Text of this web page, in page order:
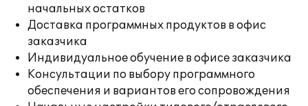
начальных остатков
Доставка программных продуктов в офис
заказчика
Индивидуальное обучение в офисе заказчика
Консультации по выбору программного
обеспечения и вариантов его сопровождения